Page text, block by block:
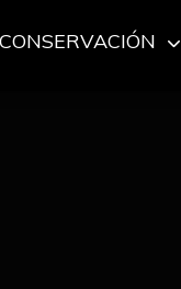
CONSERVACIÓN